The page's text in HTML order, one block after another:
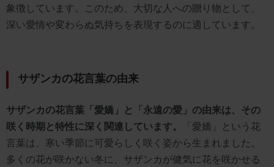
象徴しています。このため、大切な人への贈り物として、
深い愛情や変わらぬ気持ちを表現するのに適しています。
サザンカの花言葉の由来
サザンカの花言葉「愛嬌」と「永遠の愛」の由来は、その
咲く時期と特性に深く関連しています。
「愛嬌」という花
言葉は、寒い季節に可愛らしく咲く姿から生まれました。
多くの花が咲かない冬に、サザンカが健気に花を咲かせる